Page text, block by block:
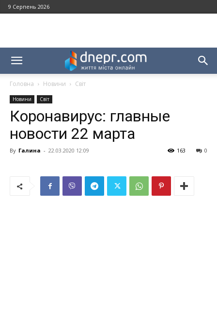
9 Серпень 2026
Головна Новини Світ
Новини Світ
Коронавирус: главные
новости 22 марта
By Галина - 22.03.2020 12:09 0
163